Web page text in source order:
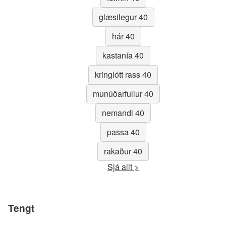
glæsilegur 40
hár 40
kastanía 40
kringlótt rass 40
munúðarfullur 40
nemandi 40
passa 40
rakaður 40
Sjá allt >
Tengt